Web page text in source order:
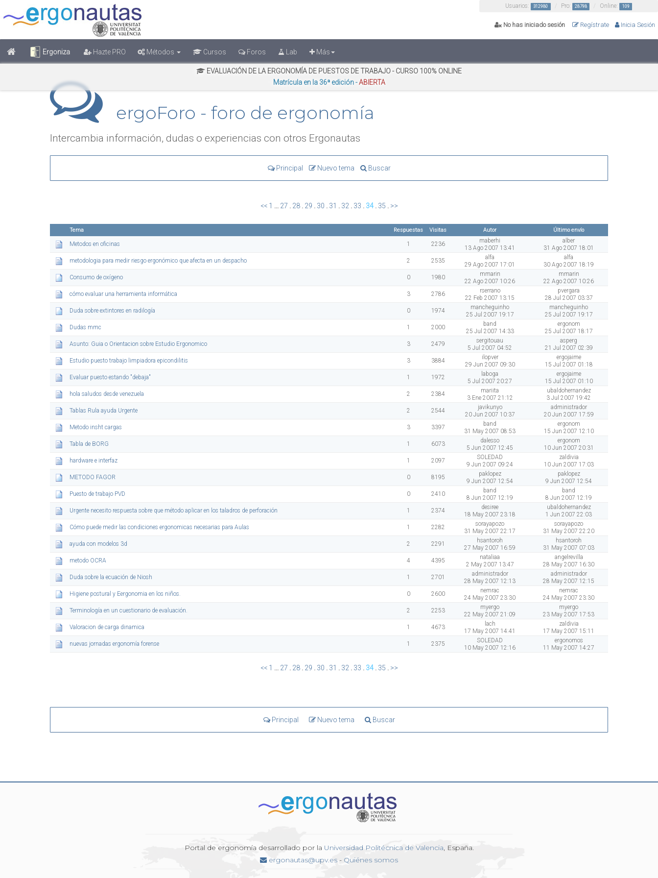
Usuarios: 312980 Pro: 28798 Online: 109
No has iniciado sesión Regístrate Inicia Sesión
Ergoniza Hazte PRO Métodos Cursos Foros Lab Más
EVALUACIÓN DE LA ERGONOMÍA DE PUESTOS DE TRABAJO - CURSO 100% ONLINE
Matrícula en la 36ª edición -ABIERTA
ergoForo - foro de ergonomía
Intercambia información, dudas o experiencias con otros Ergonautas
Principal Nuevo tema Buscar
<< 1 ... 27 . 28. 29 . 30 . 31 . 32 . 33 . 34. 35 . >>
Tema Respuestas Visitas Autor Último envío
Metodos en oficinas 1 2236
maberhi
13 Ago 2007 13:41
alber
31 Ago 2007 18:01
metodologia para medir riesgo ergonómico que afecta en un despacho
2 2535
alfa
29 Ago 2007 17:01
alfa
30 Ago 2007 18:19
Consumo de oxígeno
0 1980
mmarin
22 Ago 2007 10:26
mmarin
22 Ago 2007 10:26
cómo evaluar una herramienta informática
3 2786
rserrano
22 Feb 2007 13:15
pvergara
28 Jul 2007 03:37
Duda sobre extintores en radilogía
0 1974
mancheguinho
25 Jul 2007 19:17
mancheguinho
25 Jul 2007 19:17
Dudas mmc
1 2000
band
25 Jul 2007 14:33
ergonom
25 Jul 2007 18:17
Asunto: Guia o Orientacion sobre Estudio Ergonomico
3 2479
sergitouau
5 Jul 2007 04:52
asperg
21 Jul 2007 02:39
Estudio puesto trabajo limpiadora epicondilitis
3 3884
ilopver
29 Jun 2007 09:30
ergojaime
15 Jul 2007 01:18
Evaluar puesto estando "debaja"
1 1972
laboga
5 Jul 2007 20:27
ergojaime
15 Jul 2007 01:10
hola saludos desde venezuela
2 2384
mariita
3 Ene 2007 21:12
ubaldohernandez
3 Jul 2007 19:42
Tablas Rula ayuda Urgente
2 2544
javikunyo
20 Jun 2007 10:37
administrador
20 Jun 2007 17:59
Metodo insht cargas
3 3397
band
31 May 2007 08:53
ergonom
15 Jun 2007 12:10
Tabla de BORG
1 6073
dalesso
5 Jun 2007 12:45
ergonom
10 Jun 2007 20:31
hardware e interfaz
1 2097
SOLEDAD
9 Jun 2007 09:24
zaldivia
10 Jun 2007 17:03
METODO FAGOR
0 8195
paklopez
9 Jun 2007 12:54
paklopez
9 Jun 2007 12:54
Puesto de trabajo PVD
0 2410
band
8 Jun 2007 12:19
band
8 Jun 2007 12:19
Urgente necesito respuesta sobre que método aplicar en los taladros de perforación
1 2374
desiree
18 May 2007 23:18
ubaldohernandez
1 Jun 2007 22:03
Cómo puede medir las condiciones ergonomicas necesarias para Aulas
1 2282
sorayapozo
31 May 2007 22:17
sorayapozo
31 May 2007 22:20
ayuda con modelos 3d
2 2291
hsantoroh
27 May 2007 16:59
hsantoroh
31 May 2007 07:03
metodo OCRA
4 4395
nataliaa
2 May 2007 13:47
angelrevilla
28 May 2007 16:30
Duda sobre la ecuación de Niosh
1 2701
administrador
28 May 2007 12:13
administrador
28 May 2007 12:15
Higiene postural y Eergonomia en los niños.
0 2600
nemrac
24 May 2007 23:30
nemrac
24 May 2007 23:30
Terminología en un cuestionario de evaluación.
2 2253
myergo
22 May 2007 21:09
myergo
23 May 2007 17:53
Valoracion de carga dinamica
1 4673
lach
17 May 2007 14:41
zaldivia
17 May 2007 15:11
nuevas jornadas ergonomía forense
1 2375
SOLEDAD
10 May 2007 12:16
ergonomos
11 May 2007 14:27
<< 1 ... 27 . 28. 29 . 30 . 31 . 32 . 33 . 34. 35 . >>
Principal Nuevo tema Buscar
Portal de ergonomía desarrollado por la Universidad Politécnica de Valencia, España.
ergonautas@upv.es - Quiénes somos